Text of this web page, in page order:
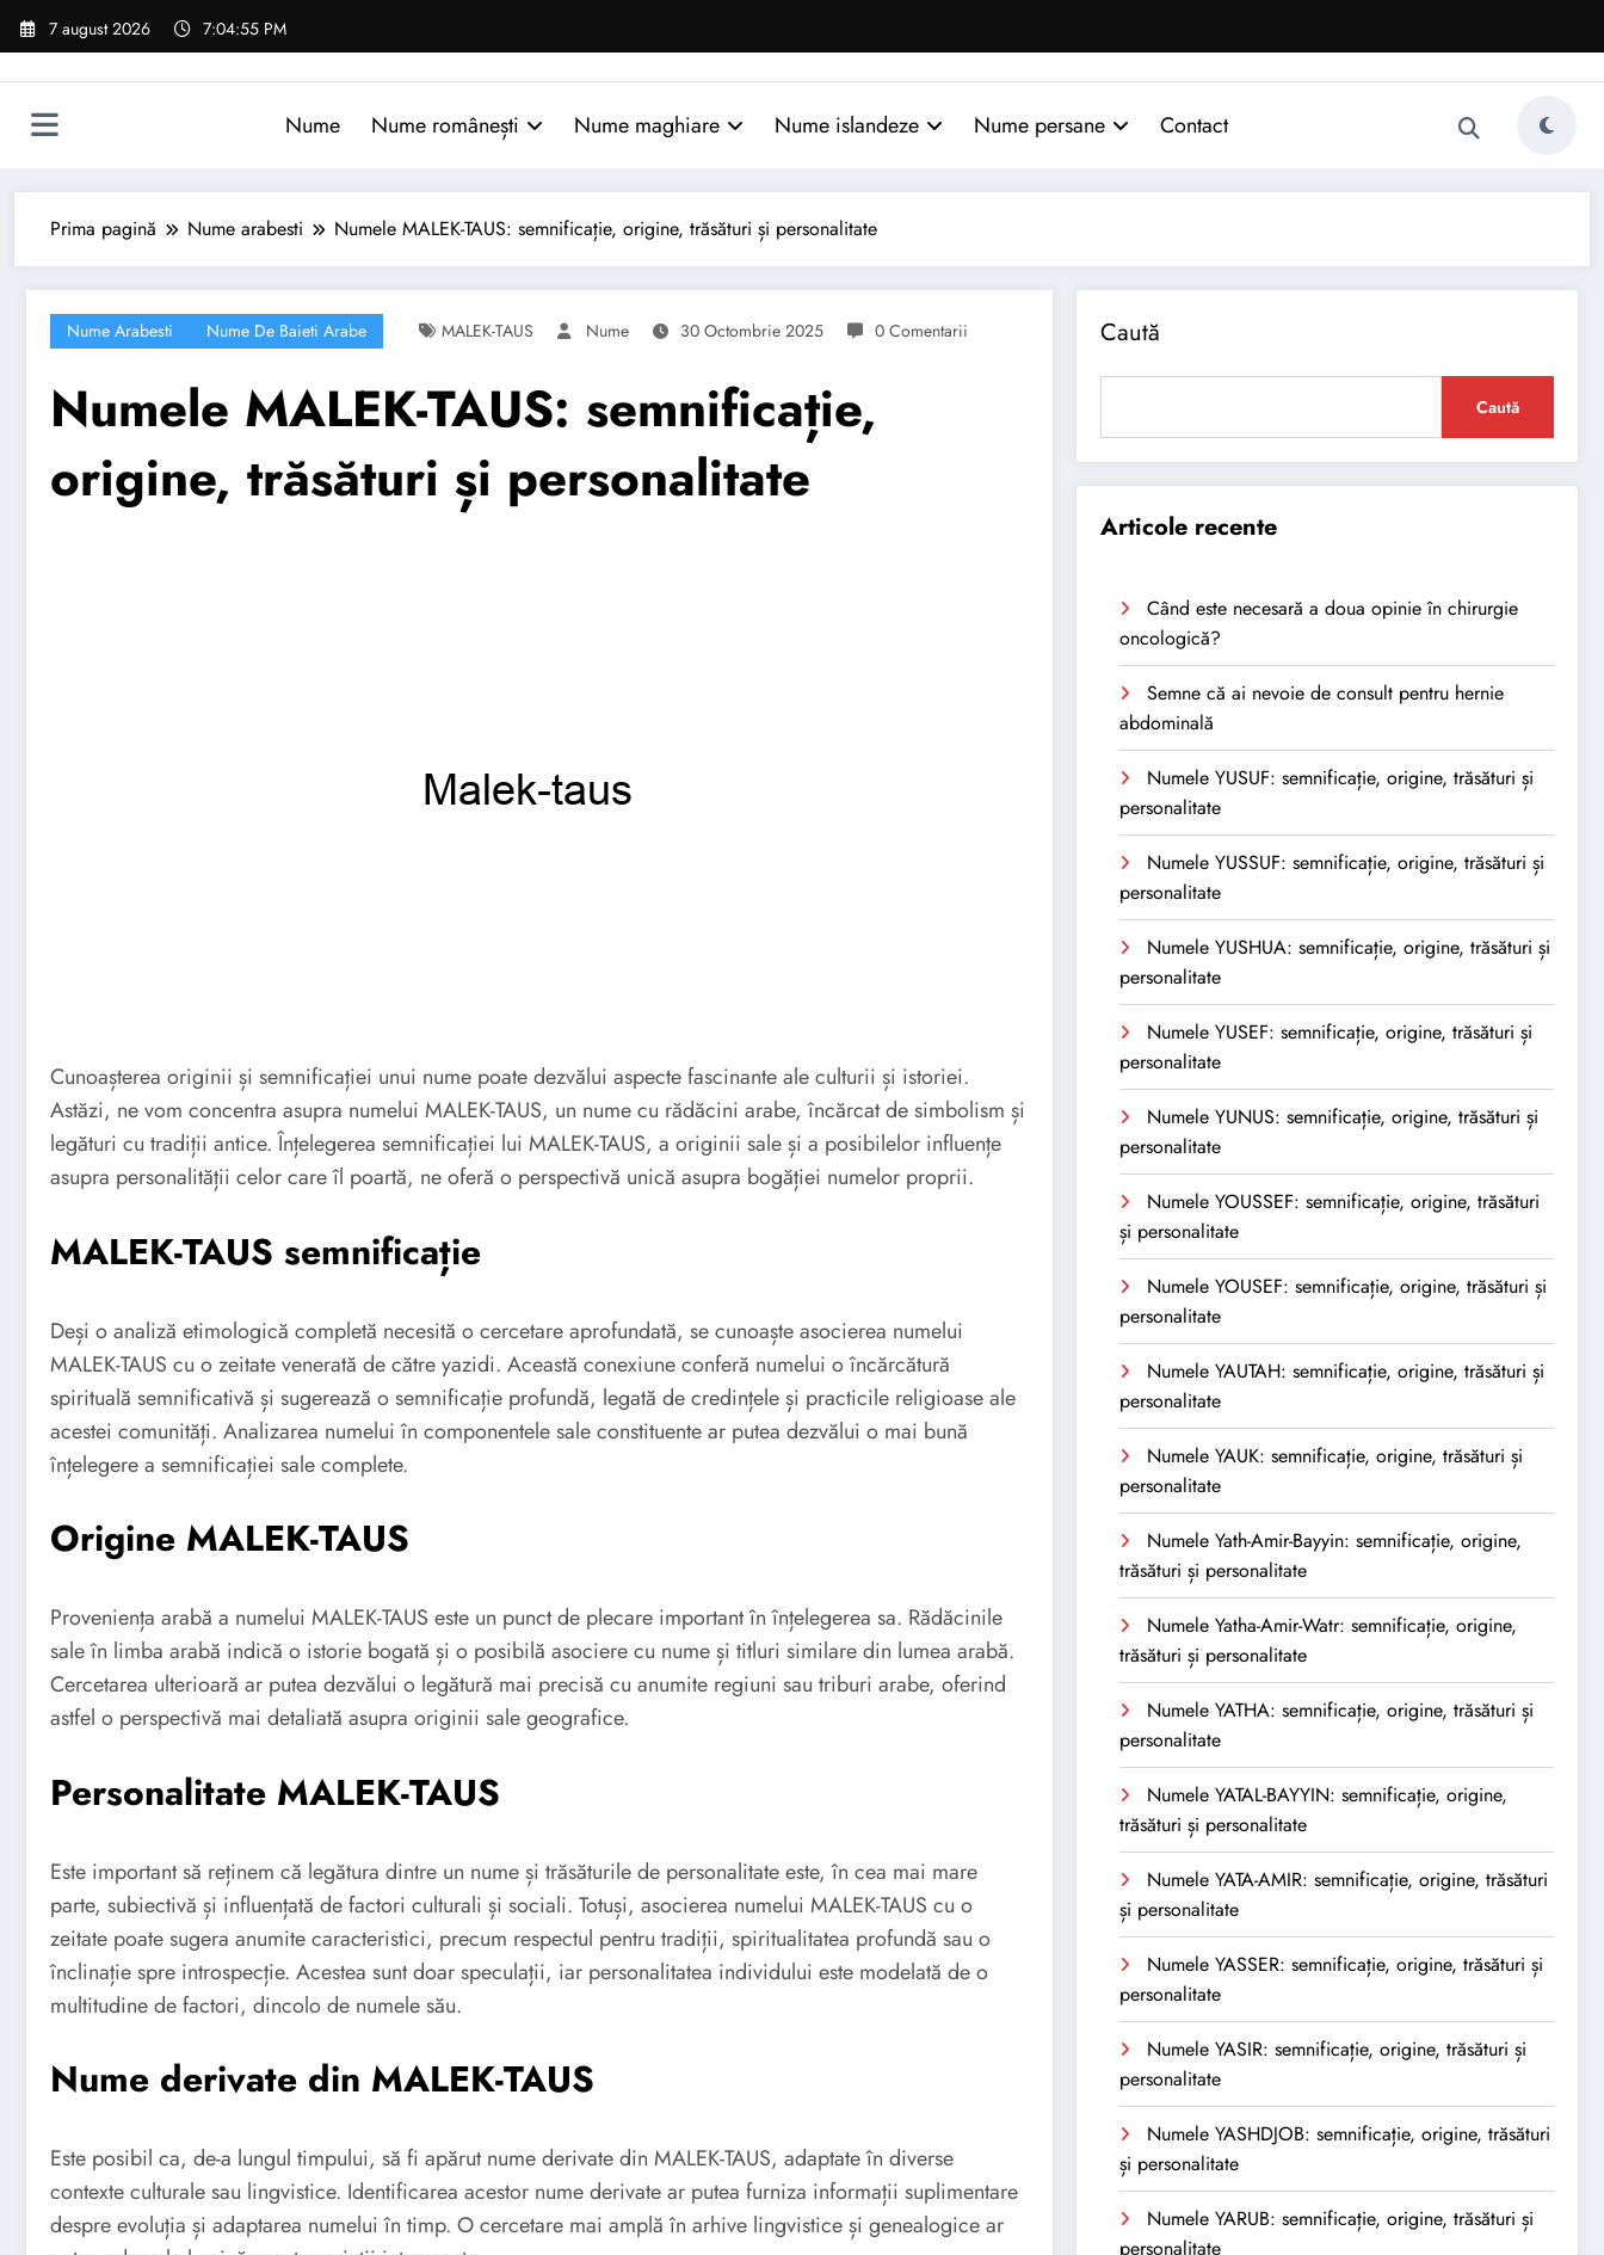
Sari
7 august 2026 7:04:56 PM
Nume Nume românești Nume maghiare Nume islandeze Nume persane Contact
Prima pagină Nume arabesti Numele MALEK-TAUS: semnificație, origine, trăsături și personalitate
Nume Arabesti Nume De Baieti Arabe MALEK-TAUS Nume 30 Octombrie 2025 0 Comentarii
Numele MALEK-TAUS: semnificație,
origine, trăsături și personalitate
Cunoașterea originii și semnificației unui nume poate dezvălui aspecte fascinante ale culturii și istoriei.
Astăzi, ne vom concentra asupra numelui MALEK-TAUS, un nume cu rădăcini arabe, încărcat de simbolism și
legături cu tradiții antice. Înțelegerea semnificației lui MALEK-TAUS, a originii sale și a posibilelor influențe
asupra personalității celor care îl poartă, ne oferă o perspectivă unică asupra bogăției numelor proprii.
MALEK-TAUS semnificație
Deși o analiză etimologică completă necesită o cercetare aprofundată, se cunoaște asocierea numelui
MALEK-TAUS cu o zeitate venerată de către yazidi. Această conexiune conferă numelui o încărcătură
spirituală semnificativă și sugerează o semnificație profundă, legată de credințele și practicile religioase ale
acestei comunități. Analizarea numelui în componentele sale constituente ar putea dezvălui o mai bună
înțelegere a semnificației sale complete.
Origine MALEK-TAUS
Proveniența arabă a numelui MALEK-TAUS este un punct de plecare important în înțelegerea sa. Rădăcinile
sale în limba arabă indică o istorie bogată și o posibilă asociere cu nume și titluri similare din lumea arabă.
Cercetarea ulterioară ar putea dezvălui o legătură mai precisă cu anumite regiuni sau triburi arabe, oferind
astfel o perspectivă mai detaliată asupra originii sale geografice.
Personalitate MALEK-TAUS
Este important să reținem că legătura dintre un nume și trăsăturile de personalitate este, în cea mai mare
parte, subiectivă și influențată de factori culturali și sociali. Totuși, asocierea numelui MALEK-TAUS cu o
zeitate poate sugera anumite caracteristici, precum respectul pentru tradiții, spiritualitatea profundă sau o
înclinație spre introspecție. Acestea sunt doar speculații, iar personalitatea individului este modelată de o
multitudine de factori, dincolo de numele său.
Nume derivate din MALEK-TAUS
Este posibil ca, de-a lungul timpului, să fi apărut nume derivate din MALEK-TAUS, adaptate în diverse
contexte culturale sau lingvistice. Identificarea acestor nume derivate ar putea furniza informații suplimentare
despre evoluția și adaptarea numelui în timp. O cercetare mai amplă în arhive lingvistice și genealogice ar
Caută
Caută
Articole recente
Când este necesară a doua opinie în chirurgie
oncologică?
Semne că ai nevoie de consult pentru hernie
abdominală
Numele YUSUF: semnificație, origine, trăsături și
personalitate
Numele YUSSUF: semnificație, origine, trăsături și
personalitate
Numele YUSHUA: semnificație, origine, trăsături și
personalitate
Numele YUSEF: semnificație, origine, trăsături și
personalitate
Numele YUNUS: semnificație, origine, trăsături și
personalitate
Numele YOUSSEF: semnificație, origine, trăsături
și personalitate
Numele YOUSEF: semnificație, origine, trăsături și
personalitate
Numele YAUTAH: semnificație, origine, trăsături și
personalitate
Numele YAUK: semnificație, origine, trăsături și
personalitate
Numele Yath-Amir-Bayyin: semnificație, origine,
trăsături și personalitate
Numele Yatha-Amir-Watr: semnificație, origine,
trăsături și personalitate
Numele YATHA: semnificație, origine, trăsături și
personalitate
Numele YATAL-BAYYIN: semnificație, origine,
trăsături și personalitate
Numele YATA-AMIR: semnificație, origine, trăsături
și personalitate
Numele YASSER: semnificație, origine, trăsături și
personalitate
Numele YASIR: semnificație, origine, trăsături și
personalitate
Numele YASHDJOB: semnificație, origine, trăsături
și personalitate
Numele YARUB: semnificație, origine, trăsături și
personalitate